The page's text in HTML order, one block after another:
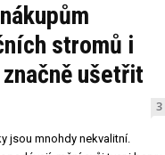
stromů i
ušetřit
3
jsou mnohdy nekvalitní.